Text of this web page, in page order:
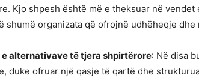
Kjo shpesh është më e theksuar në vendet
shumë organizata që ofrojnë udhëheqje
e alternativave të tjera shpirtërore: Në disa
duke ofruar një qasje të qartë dhe